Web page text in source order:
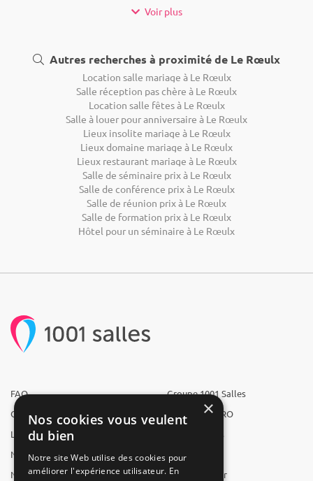
Voir plus
Autres recherches à proximité de Le Rœulx
Location salle mariage à Le Rœulx
Salle réception pas chère à Le Rœulx
Location salle fêtes à Le Rœulx
Salle à louer pour anniversaire à Le Rœulx
Lieux insolite mariage à Le Rœulx
Lieux domaine mariage à Le Rœulx
Lieux restaurant mariage à Le Rœulx
Salle de séminaire prix à Le Rœulx
Salle de conférence prix à Le Rœulx
Salle de réunion prix à Le Rœulx
Salle de formation prix à Le Rœulx
Hôtel pour un séminaire à Le Rœulx
FAQ
Qui sommes-nous ?
L'équipe
Nous recrutons
Nos partenaires
Groupe 1001 Salles
1001 Salles PRO
1001 Traiteurs
1001 Artistes
Reserverunbar
×
Nos cookies vous veulent
du bien
Notre site Web utilise des cookies pour
améliorer l'expérience utilisateur. En